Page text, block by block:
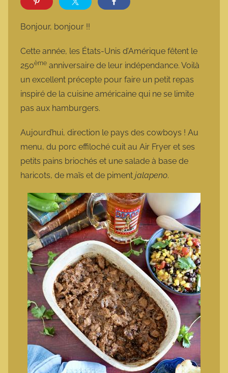
r
o
t
t
e
Bonjour, bonjour !!
Cette année, les États-Unis d’Amérique fêtent le
250ème anniversaire de leur indépendance. Voilà
un excellent précepte pour faire un petit repas
inspiré de la cuisine américaine qui ne se limite
pas aux hamburgers.
Aujourd’hui, direction le pays des cowboys ! Au
menu, du porc effiloché cuit au Air Fryer et ses
petits pains briochés et une salade à base de
haricots, de maïs et de piment jalapeno.